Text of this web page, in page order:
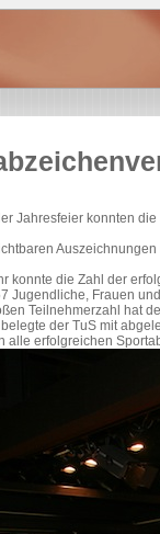
Jahresfeier konnten
konnte die Zahl der
Jugendliche, Frauen
Teilnehmerzahl hat
belegte der TuS mit
alle erfolgreichen